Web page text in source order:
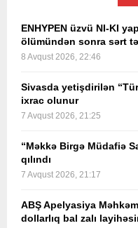
ENHYPEN üzvü NI-KI
ölümündən sonra sərt
8 Avqust 2026, 22:46
Sivasda yetişdirilən
ixrac olunur
7 Avqust 2026, 21:25
“Məkkə Birgə Müdafiə
qılındı
7 Avqust 2026, 21:17
ABŞ Apelyasiya
dollarlıq bal zalı